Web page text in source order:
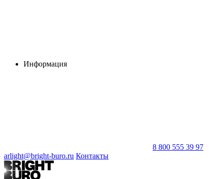
Информация
8 800 555 39 97
arlight@bright-buro.ru Контакты